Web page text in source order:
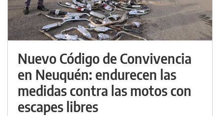
Nuevo Código de Convivencia
en Neuquén: endurecen las
medidas contra las motos con
escapes libres